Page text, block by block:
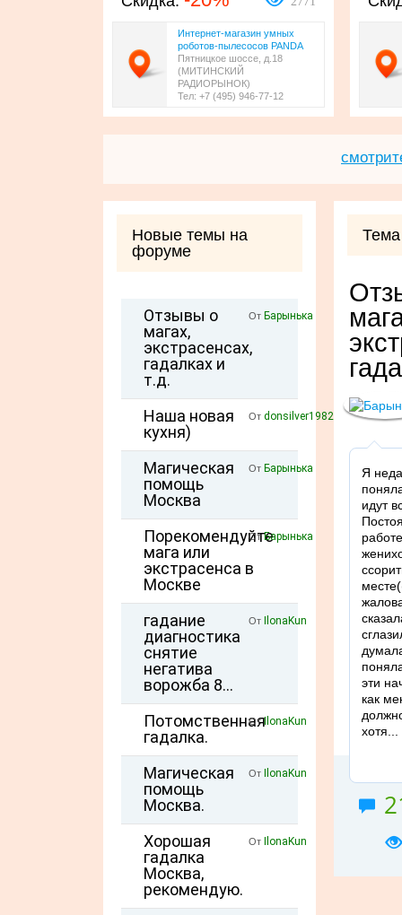
Интернет-магазин умных
роботов-пылесосов PANDA
Пятницкое шоссе, д.18
(МИТИНСКИЙ
РАДИОРЫНОК)
Тел: +7 (495) 946-77-12
Новые темы на
форуме
Отзывы о
магах,
экстрасенсах,
гадалках и
т.д.
От Барынька
Наша новая
кухня)
Отdonsilver1982
Магическая
помощь
Москва
От Барынька
Порекомендуйте
мага или
экстрасенса в
Москве
ОтБарынька
гадание
диагностика
снятие
негатива
ворожба 8...
От IlonaKun
Потомственная
гадалка.
ОтIlonaKun
Магическая
помощь
Москва.
От IlonaKun
Хорошая
гадалка
Москва,
рекомендую.
От IlonaKun
Я
идут
эти
как
хотя...